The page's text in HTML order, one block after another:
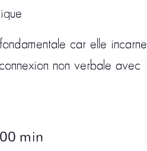
car elle incarne
non verbale avec
min